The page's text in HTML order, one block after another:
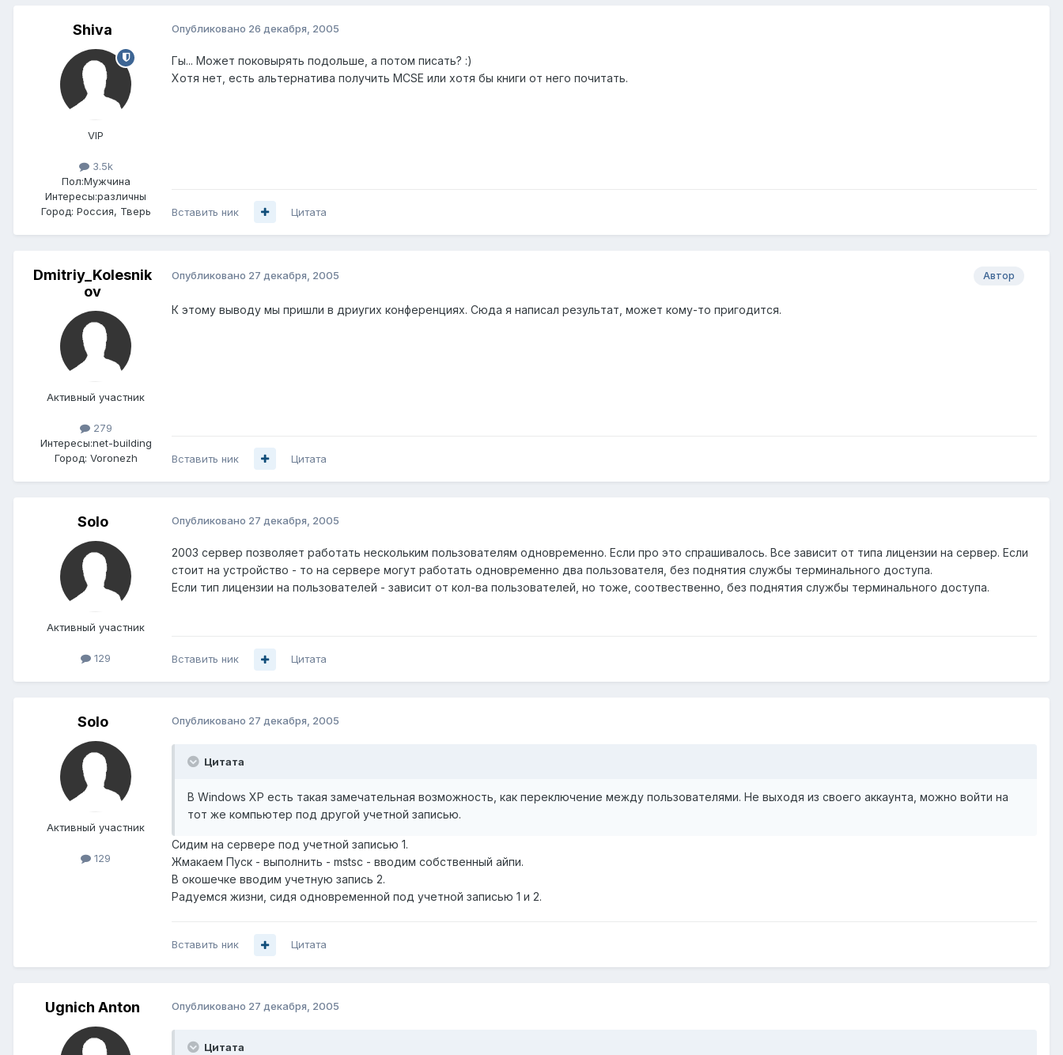
Shiva
VIP
3.5k
Пол:Мужчина
Интересы:различны
Город: Россия, Тверь
Опубликовано 26 декабря, 2005
Гы... Может поковырять подольше, а потом писать? :)
Хотя нет, есть альтернатива получить MCSE или хотя бы книги от него почитать.
Вставить ник Цитата
Dmitriy_Kolesnik
ov
Активный участник
279
Интересы:net-building
Город: Voronezh
Автор
Опубликовано 27 декабря, 2005
К этому выводу мы пришли в дриугих конференциях. Сюда я написал результат, может кому-то пригодится.
Вставить ник Цитата
Solo
Активный участник
129
Опубликовано 27 декабря, 2005
2003 сервер позволяет работать нескольким пользователям одновременно. Если про это спрашивалось. Все зависит от типа лицензии на сервер. Если
стоит на устройство - то на сервере могут работать одновременно два пользователя, без поднятия службы терминального доступа.
Если тип лицензии на пользователей - зависит от кол-ва пользователей, но тоже, соотвественно, без поднятия службы терминального доступа.
Вставить ник Цитата
Solo
Активный участник
129
Опубликовано 27 декабря, 2005
Цитата
В Windows XP есть такая замечательная возможность, как переключение между пользователями. Не выходя из своего аккаунта, можно войти на
тот же компьютер под другой учетной записью.
Сидим на сервере под учетной записью 1.
Жмакаем Пуск - выполнить - mstsc - вводим собственный айпи.
В окошечке вводим учетную запись 2.
Радуемся жизни, сидя одновременной под учетной записью 1 и 2.
Вставить ник Цитата
Ugnich Anton Опубликовано 27 декабря, 2005
Цитата